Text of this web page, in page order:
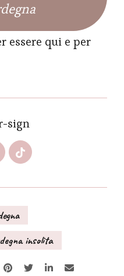
essere qui e per
insolita